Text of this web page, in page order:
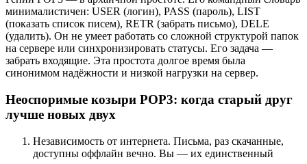
минималистичен: USER (логин), PASS (пароль), LIST
(показать список писем), RETR (забрать письмо), DELE
(удалить). Он не умеет работать со сложной структурой папок
на сервере или синхронизировать статусы. Его задача —
забрать входящие. Эта простота долгое время была
синонимом надёжности и низкой нагрузки на сервер.
Неоспоримые козыри POP3: когда старый друг
лучше новых двух
Независимость от интернета. Письма, раз скачанные,
доступны оффлайн вечно. Вы — их единственный